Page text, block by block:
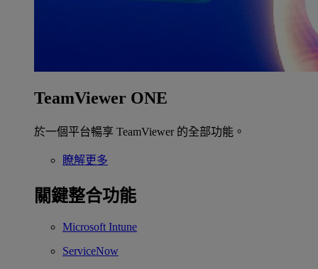
TeamViewer ONE
於一個平台暢享 TeamViewer 的全部功能。
瞭解更多
關鍵整合功能
Microsoft Intune
ServiceNow